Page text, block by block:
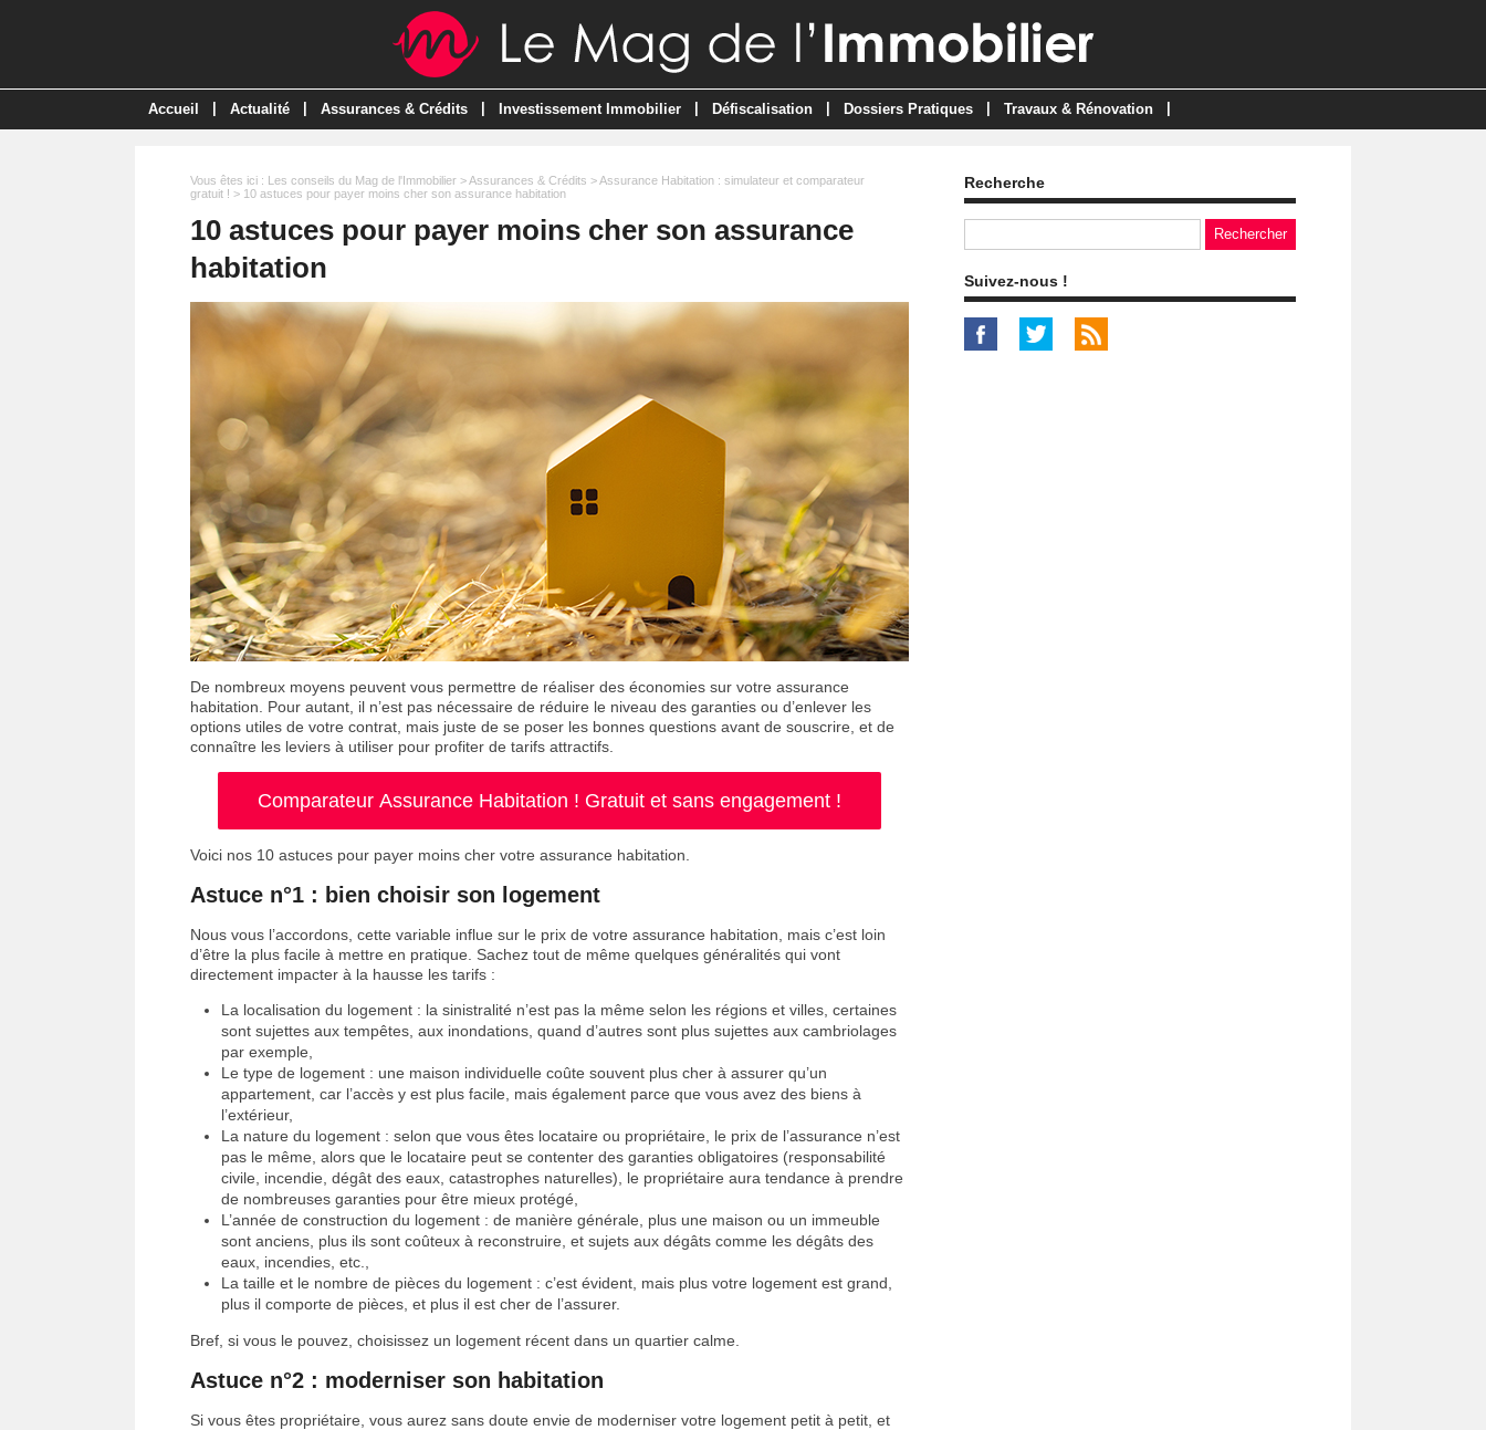
Accueil Actualité Assurances & Crédits Investissement Immobilier Défiscalisation Dossiers Pratiques Travaux & Rénovation
Vous êtes ici : Les conseils du Mag de l'Immobilier >Assurances & Crédits >Assurance Habitation : simulateur et comparateur
gratuit ! > 10 astuces pour payer moins cher son assurance habitation
10 astuces pour payer moins cher son assurance
habitation
De nombreux moyens peuvent vous permettre de réaliser des économies sur votre assurance
habitation. Pour autant, il n’est pas nécessaire de réduire le niveau des garanties ou d’enlever les
options utiles de votre contrat, mais juste de se poser les bonnes questions avant de souscrire, et de
connaître les leviers à utiliser pour profiter de tarifs attractifs.
Comparateur Assurance Habitation ! Gratuit et sans engagement !
Voici nos 10 astuces pour payer moins cher votre assurance habitation.
Astuce n°1 : bien choisir son logement
Nous vous l’accordons, cette variable influe sur le prix de votre assurance habitation, mais c’est loin
d’être la plus facile à mettre en pratique. Sachez tout de même quelques généralités qui vont
directement impacter à la hausse les tarifs :
La localisation du logement : la sinistralité n’est pas la même selon les régions et villes, certaines
sont sujettes aux tempêtes, aux inondations, quand d’autres sont plus sujettes aux cambriolages
par exemple,
Le type de logement : une maison individuelle coûte souvent plus cher à assurer qu’un
appartement, car l’accès y est plus facile, mais également parce que vous avez des biens à
l’extérieur,
La nature du logement : selon que vous êtes locataire ou propriétaire, le prix de l’assurance n’est
pas le même, alors que le locataire peut se contenter des garanties obligatoires (responsabilité
civile, incendie, dégât des eaux, catastrophes naturelles), le propriétaire aura tendance à prendre
de nombreuses garanties pour être mieux protégé,
L’année de construction du logement : de manière générale, plus une maison ou un immeuble
sont anciens, plus ils sont coûteux à reconstruire, et sujets aux dégâts comme les dégâts des
eaux, incendies, etc.,
La taille et le nombre de pièces du logement : c’est évident, mais plus votre logement est grand,
plus il comporte de pièces, et plus il est cher de l’assurer.
Bref, si vous le pouvez, choisissez un logement récent dans un quartier calme.
Astuce n°2 : moderniser son habitation
Si vous êtes propriétaire, vous aurez sans doute envie de moderniser votre logement petit à petit, et
Recherche
Suivez-nous !